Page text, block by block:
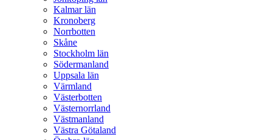
Kalmar län
Kronoberg
Norrbotten
Skåne
Stockholm län
Södermanland
Uppsala län
Värmland
Västerbotten
Västernorrland
Västmanland
Västra Götaland